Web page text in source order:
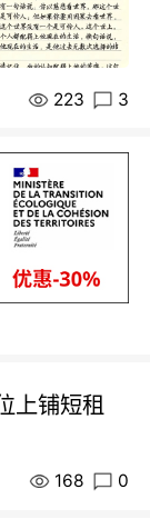
223 3
上铺短租
168 0